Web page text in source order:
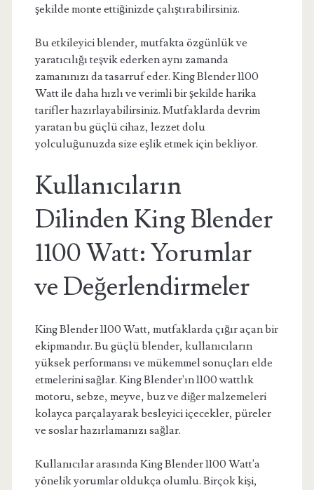
şekilde monte ettiğinizde çalıştırabilirsiniz.
Bu etkileyici blender, mutfakta özgünlük ve
yaratıcılığı teşvik ederken aynı zamanda
zamanınızı da tasarruf eder. King Blender 1100
Watt ile daha hızlı ve verimli bir şekilde harika
tarifler hazırlayabilirsiniz. Mutfaklarda devrim
yaratan bu güçlü cihaz, lezzet dolu
yolculuğunuzda size eşlik etmek için bekliyor.
Kullanıcıların
Dilinden King Blender
1100 Watt: Yorumlar
ve Değerlendirmeler
King Blender 1100 Watt, mutfaklarda çığır açan bir
ekipmandır. Bu güçlü blender, kullanıcıların
yüksek performansı ve mükemmel sonuçları elde
etmelerini sağlar. King Blender'ın 1100 wattlık
motoru, sebze, meyve, buz ve diğer malzemeleri
kolayca parçalayarak besleyici içecekler, püreler
ve soslar hazırlamanızı sağlar.
Kullanıcılar arasında King Blender 1100 Watt'a
yönelik yorumlar oldukça olumlu. Birçok kişi,